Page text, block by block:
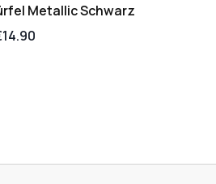
Metallic Schwarz
14.90